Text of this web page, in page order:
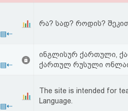
▤⇠
რა? სად? როდის?
▤⇠
ინგლისურ ქართული,
ქართულ რუსული
▤⇠
The site is intended for
Language.